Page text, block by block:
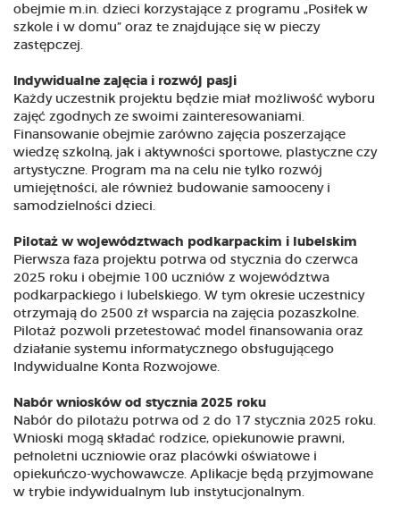
obejmie m.in. dzieci korzystające z programu „Posiłek w
szkole i w domu” oraz te znajdujące się w pieczy
zastępczej.
Indywidualne zajęcia i rozwój pasji
Każdy uczestnik projektu będzie miał możliwość wyboru
zajęć zgodnych ze swoimi zainteresowaniami.
Finansowanie obejmie zarówno zajęcia poszerzające
wiedzę szkolną, jak i aktywności sportowe, plastyczne czy
artystyczne. Program ma na celu nie tylko rozwój
umiejętności, ale również budowanie samooceny i
samodzielności dzieci.
Pilotaż w województwach podkarpackim i lubelskim
Pierwsza faza projektu potrwa od stycznia do czerwca
2025 roku i obejmie 100 uczniów z województwa
podkarpackiego i lubelskiego. W tym okresie uczestnicy
otrzymają do 2500 zł wsparcia na zajęcia pozaszkolne.
Pilotaż pozwoli przetestować model finansowania oraz
działanie systemu informatycznego obsługującego
Indywidualne Konta Rozwojowe.
Nabór wniosków od stycznia 2025 roku
Nabór do pilotażu potrwa od 2 do 17 stycznia 2025 roku.
Wnioski mogą składać rodzice, opiekunowie prawni,
pełnoletni uczniowie oraz placówki oświatowe i
opiekuńczo-wychowawcze. Aplikacje będą przyjmowane
w trybie indywidualnym lub instytucjonalnym.